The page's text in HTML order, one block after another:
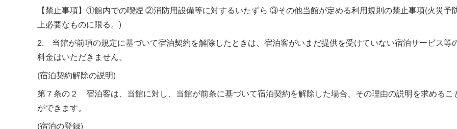
【禁止事項】①館内での喫煙 ②消防用設備等に対するいたずら ③その他当館が定める利用規則の禁止事項(火災予
上必要なものに限る。)
2. 当館が前項の規定に基づいて宿泊契約を解除したときは、宿泊客がいまだ提供を受けていない宿泊サービス等
料金はいただきません。
(宿泊契約解除の説明)
第７条の２ 宿泊客は、当館に対し、当館が前条に基づいて宿泊契約を解除した場合、その理由の説明を求めるこ
ができます。
(宿泊の登録)